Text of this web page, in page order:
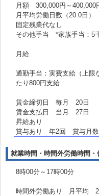
月額 300,000円～400,000
月平均労働日数（20.0日）
固定残業代なし
その他手当 *家族手当：5
月給
通勤手当：実費支給（上限
たり800円支給
賃金締切日 毎月 20日
賃金支払日 当月 27日
昇給あり
賞与あり 年2回 賞与月
就業時間・時間外労働時間・
8時00分～17時00分
時間外労働あり 月平均 2